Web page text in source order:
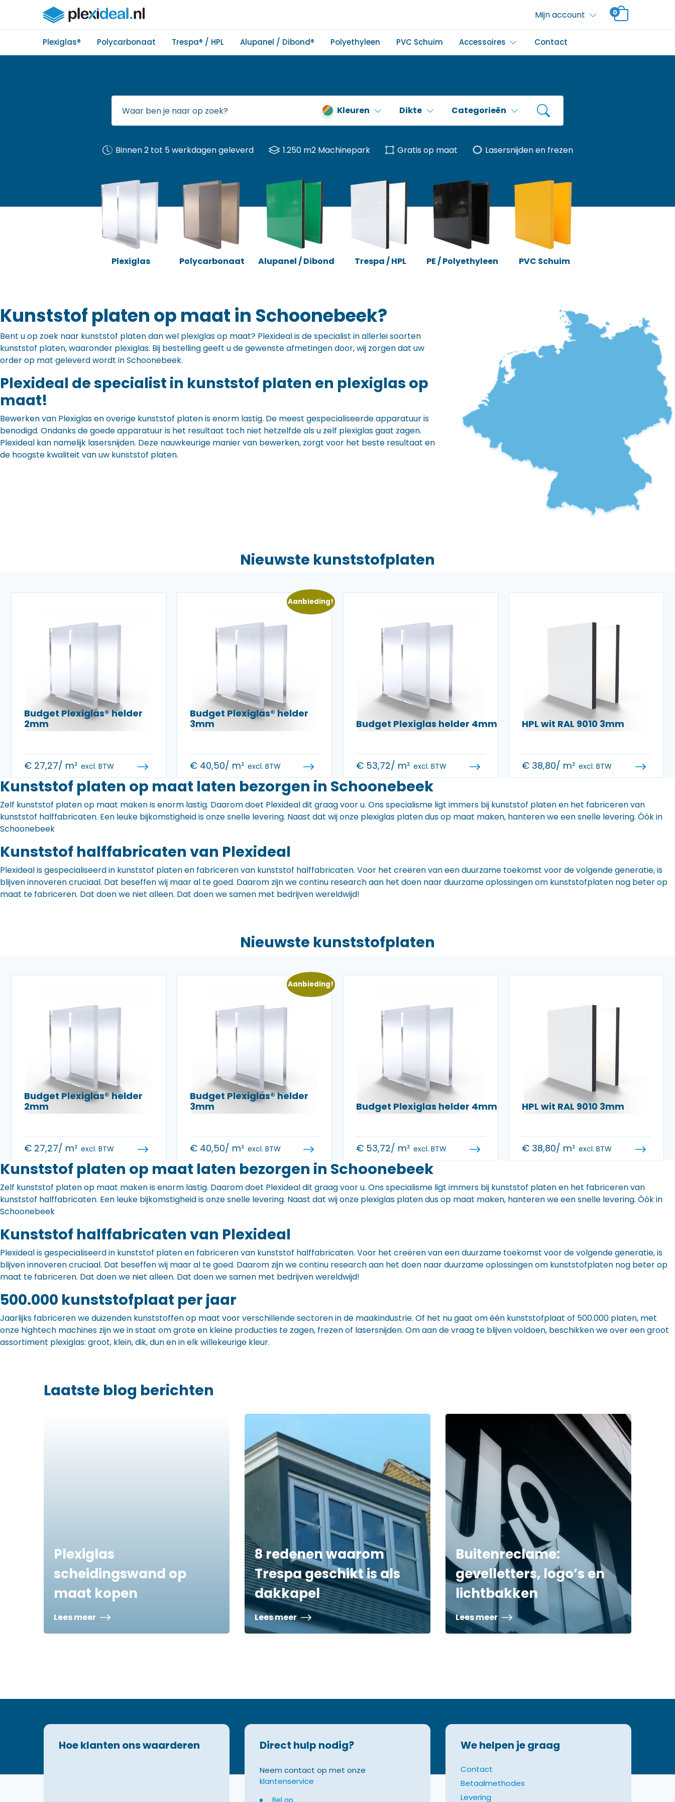
Mijn account 0
Plexiglas® Polycarbonaat Trespa® / HPL Alupanel / Dibond® Polyethyleen PVC Schuim Accessoires Contact
Kleuren Dikte Categorieën
Binnen 2 tot 5 werkdagen geleverd 1.250 m2 Machinepark Gratis op maat Lasersnijden en frezen
Plexiglas Polycarbonaat Alupanel / Dibond Trespa / HPL PE / Polyethyleen PVC Schuim
Kunststof platen op maat in Schoonebeek?
Bent u op zoek naar kunststof platen dan wel plexiglas op maat? Plexideal is de specialist in allerlei soorten
kunststof platen, waaronder plexiglas. Bij bestelling geeft u de gewenste afmetingen door, wij zorgen dat uw
order op mat geleverd wordt in Schoonebeek.
Plexideal de specialist in kunststof platen en plexiglas op
maat!
Bewerken van Plexiglas en overige kunststof platen is enorm lastig. De meest gespecialiseerde apparatuur is
benodigd. Ondanks de goede apparatuur is het resultaat toch niet hetzelfde als u zelf plexiglas gaat zagen.
Plexideal kan namelijk lasersnijden. Deze nauwkeurige manier van bewerken, zorgt voor het beste resultaat en
de hoogste kwaliteit van uw kunststof platen.
Nieuwste kunststofplaten
Budget Plexiglas® helder
2mm
€27,27/ m² excl. BTW
Aanbieding!
Budget Plexiglas® helder
3mm
€ 40,50/ m² excl. BTW
Budget Plexiglas helder 4mm
€53,72/ m² excl. BTW
HPL wit RAL 9010 3mm
€ 38,80/ m² excl. BTW
Kunststof platen op maat laten bezorgen in Schoonebeek
Zelf kunststof platen op maat maken is enorm lastig. Daarom doet Plexideal dit graag voor u. Ons specialisme ligt immers bij kunststof platen en het fabriceren van
kunststof halffabricaten. Een leuke bijkomstigheid is onze snelle levering. Naast dat wij onze plexiglas platen dus op maat maken, hanteren we een snelle levering. Óók in
Schoonebeek
Kunststof halffabricaten van Plexideal
Plexideal is gespecialiseerd in kunststof platen en fabriceren van kunststof halffabricaten. Voor het creëren van een duurzame toekomst voor de volgende generatie, is
blijven innoveren cruciaal. Dat beseffen wij maar al te goed. Daarom zijn we continu research aan het doen naar duurzame oplossingen om kunststofplaten nog beter op
maat te fabriceren. Dat doen we niet alleen. Dat doen we samen met bedrijven wereldwijd!
Nieuwste kunststofplaten
Budget Plexiglas® helder
2mm
€27,27/ m² excl. BTW
Aanbieding!
Budget Plexiglas® helder
3mm
€ 40,50/ m² excl. BTW
Budget Plexiglas helder 4mm
€53,72/ m² excl. BTW
HPL wit RAL 9010 3mm
€ 38,80/ m² excl. BTW
Kunststof platen op maat laten bezorgen in Schoonebeek
Zelf kunststof platen op maat maken is enorm lastig. Daarom doet Plexideal dit graag voor u. Ons specialisme ligt immers bij kunststof platen en het fabriceren van
kunststof halffabricaten. Een leuke bijkomstigheid is onze snelle levering. Naast dat wij onze plexiglas platen dus op maat maken, hanteren we een snelle levering. Óók in
Schoonebeek
Kunststof halffabricaten van Plexideal
Plexideal is gespecialiseerd in kunststof platen en fabriceren van kunststof halffabricaten. Voor het creëren van een duurzame toekomst voor de volgende generatie, is
blijven innoveren cruciaal. Dat beseffen wij maar al te goed. Daarom zijn we continu research aan het doen naar duurzame oplossingen om kunststofplaten nog beter op
maat te fabriceren. Dat doen we niet alleen. Dat doen we samen met bedrijven wereldwijd!
500.000 kunststofplaat per jaar
Jaarlijks fabriceren we duizenden kunststoffen op maat voor verschillende sectoren in de maakindustrie. Of het nu gaat om één kunststofplaat of 500.000 platen, met
onze hightech machines zijn we in staat om grote en kleine producties te zagen, frezen of lasersnijden. Om aan de vraag te blijven voldoen, beschikken we over een groot
assortiment plexiglas: groot, klein, dik, dun en in elk willekeurige kleur.
Laatste blog berichten
Plexiglas
scheidingswand op
maat kopen
Lees meer
8 redenen waarom
Trespa geschikt is als
dakkapel
Lees meer
Buitenreclame:
gevelletters, logo’s en
lichtbakken
Lees meer
Hoe klanten ons waarderen Direct hulp nodig?
Neem contact op met onze
klantenservice
Bel op
We helpen je graag
Contact
Betaalmethodes
Levering